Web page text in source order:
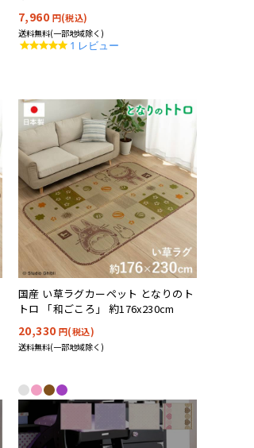
7,960 円(税込)
送料無料(一部地域除く)
5.0
1 レビュー
国産 い草ラグカーペット となりのト
トロ 「和ごころ」 約176x230cm
20,330 円(税込)
送料無料(一部地域除く)